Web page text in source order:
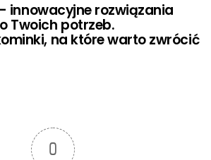
innowacyjne rozwiązania
Twoich potrzeb.
na które warto zwrócić
0